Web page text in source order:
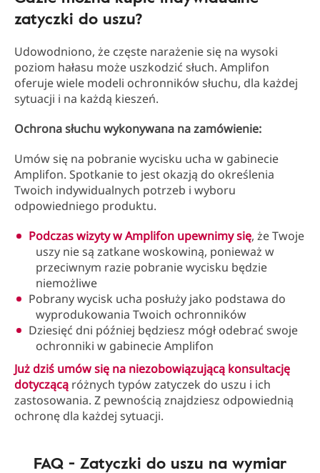
zatyczki do uszu?
Udowodniono, że częste narażenie się na wysoki
poziom hałasu może uszkodzić słuch. Amplifon
oferuje wiele modeli ochronników słuchu, dla każdej
sytuacji i na każdą kieszeń.
Ochrona słuchu wykonywana na zamówienie:
Umów się na pobranie wycisku ucha w gabinecie
Amplifon. Spotkanie to jest okazją do określenia
Twoich indywidualnych potrzeb i wyboru
odpowiedniego produktu.
Podczas wizyty w Amplifon upewnimy się, że Twoje
uszy nie są zatkane woskowiną, ponieważ w
przeciwnym razie pobranie wycisku będzie
niemożliwe
Pobrany wycisk ucha posłuży jako podstawa do
wyprodukowania Twoich ochronników
Dziesięć dni później będziesz mógł odebrać swoje
ochronniki w gabinecie Amplifon
Już dziś umów się na niezobowiązującą konsultację
dotyczącą różnych typów zatyczek do uszu i ich
zastosowania. Z pewnością znajdziesz odpowiednią
ochronę dla każdej sytuacji.
FAQ - Zatyczki do uszu na wymiar